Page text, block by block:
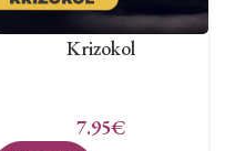
Krizokol
7.95€